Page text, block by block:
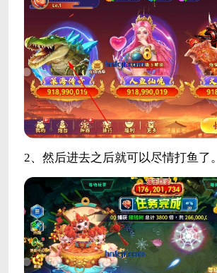
2、然后进去之后就可以尽情打鱼了。